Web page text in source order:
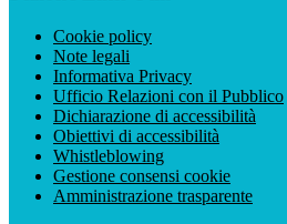
Cookie policy
Note legali
Informativa Privacy
Ufficio Relazioni con il Pubblico
Dichiarazione di accessibilità
Obiettivi di accessibilità
Whistleblowing
Gestione consensi cookie
Amministrazione trasparente